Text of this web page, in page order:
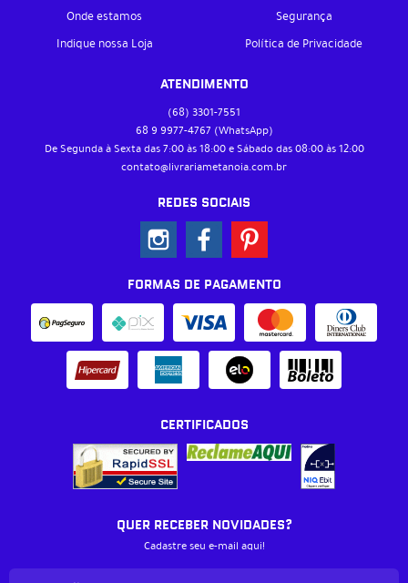
Onde estamos
Indique nossa Loja
Segurança
Política de Privacidade
ATENDIMENTO
(68) 3301-7551
68 9 9977-4767 (WhatsApp)
De Segunda à Sexta das 7:00 às 18:00 e Sábado das 08:00 às 12:00
contato@livrariametanoia.com.br
REDES SOCIAIS
FORMAS DE PAGAMENTO
CERTIFICADOS
QUER RECEBER NOVIDADES?
Cadastre seu e-mail aqui!